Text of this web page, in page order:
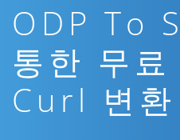
ODP To
통한 무료
Curl 변환